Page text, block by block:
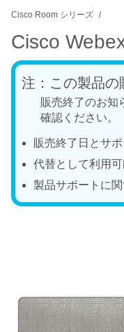
Cisco Room シリーズ
Cisco
注：この製品の
販売終了のお知
確認ください。
販売終了日とサ
代替として利用
製品サポートに